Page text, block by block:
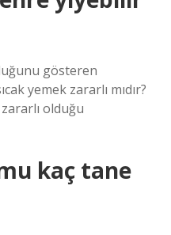
gösteren
yemek zararlı mıdır?
olduğu
kaç tane